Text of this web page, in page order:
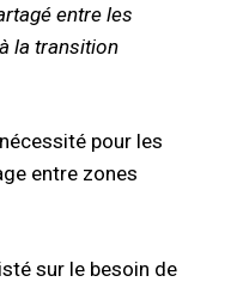
entre les
la transition
pour les
entre zones
sur le besoin de